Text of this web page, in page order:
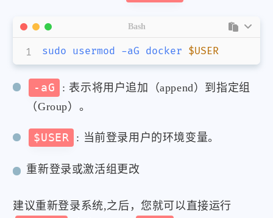
sudo usermod -aG docker $USER
Bash
-aG
: 表示将用户追加（append）到指定组
（Group）。
$USER : 当前登录用户的环境变量。
重新登录或激活组更改
建议重新登录系统,之后，您就可以直接运行